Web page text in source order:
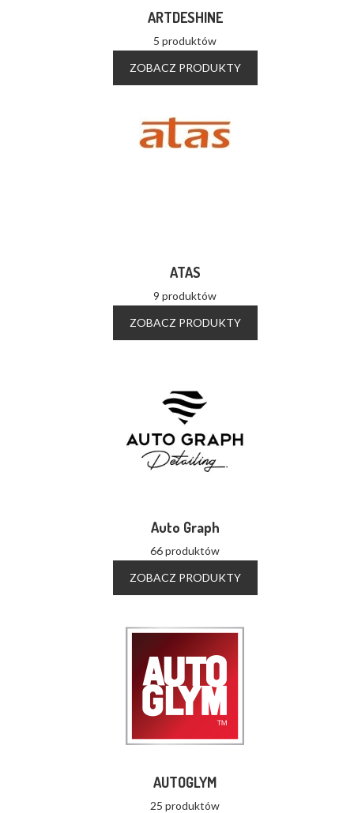
ARTDESHINE
5 produktów
ZOBACZ PRODUKTY
ATAS
9 produktów
ZOBACZ PRODUKTY
Auto Graph
66 produktów
ZOBACZ PRODUKTY
AUTOGLYM
25 produktów